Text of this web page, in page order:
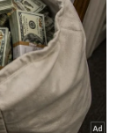
terindah